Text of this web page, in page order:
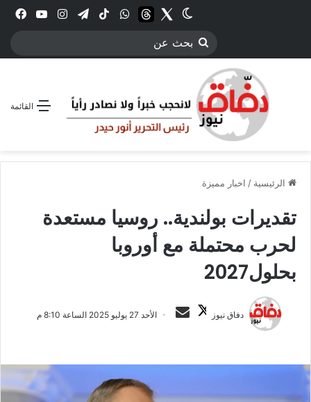
انستقرامتيلقرام‫TikTokواتسابthreadsTwitter
الوضع المظلم
بحث
القائمة
الرئيسية / اخبار مميزة
تقديرات بولندية.. روسيا مستعدة
لحرب محتملة مع أوروبا
بحلول2027
دفاق نيوز
ت
ل
ر
الأحد 27 يوليو 2025 الساعة 8:10 م